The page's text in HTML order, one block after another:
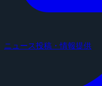
ニュース投稿・情報提供